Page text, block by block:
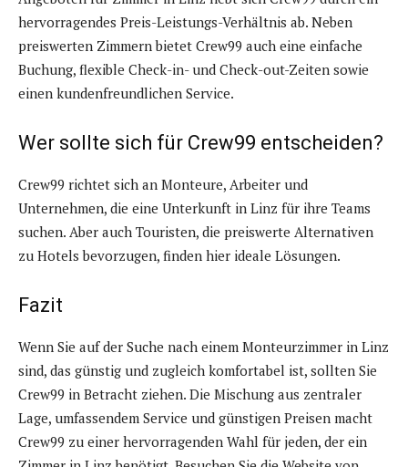
hervorragendes Preis-Leistungs-Verhältnis ab. Neben
preiswerten Zimmern bietet Crew99 auch eine einfache
Buchung, flexible Check-in- und Check-out-Zeiten sowie
einen kundenfreundlichen Service.
Wer sollte sich für Crew99 entscheiden?
Crew99 richtet sich an Monteure, Arbeiter und
Unternehmen, die eine Unterkunft in Linz für ihre Teams
suchen. Aber auch Touristen, die preiswerte Alternativen
zu Hotels bevorzugen, finden hier ideale Lösungen.
Fazit
Wenn Sie auf der Suche nach einem Monteurzimmer in Linz
sind, das günstig und zugleich komfortabel ist, sollten Sie
Crew99 in Betracht ziehen. Die Mischung aus zentraler
Lage, umfassendem Service und günstigen Preisen macht
Crew99 zu einer hervorragenden Wahl für jeden, der ein